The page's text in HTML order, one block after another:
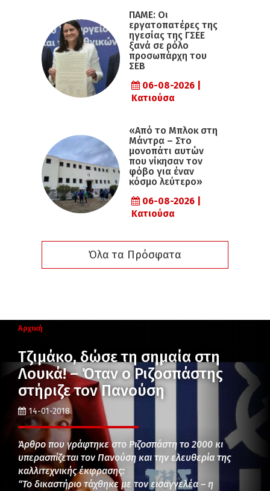
ΠΑΜΕ: Οι
εργατοπατέρες της
ηγεσίας της ΓΣΕΕ
ξανά σε ρόλο
προσωπάρχη του
ΣΕΒ
06-08-2026 |
Κατιούσα
«Από το Μπλοκ στη
Μάντρα – Στο
μονοπάτι αυτών
που νίκησαν τον
φόβο για έναν
κόσμο λεύτερο»
06-08-2026 |
Κατιούσα
Όλα τα Πρόσφατα
Αρχική
Τζιμάκο, δώσε τη σημαία στη
Λουκά! – Όταν ο Ριζοσπάστης
στήριζε τον Πανούση
14-01-2018
Άρθρο που γράφτηκε στο Ριζοσπάστη το 2000 κι
υπερασπίζεται τον Πανούση και την ελευθερία της
καλλιτεχνικής έκφρασης:
“Το δικαστήριο τάχθηκε με τον εισαγγελέα – η